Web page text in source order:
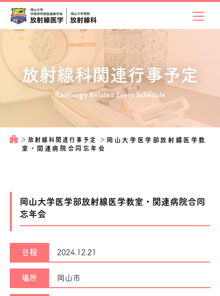
放射線科関連行事予定
Radiology Related Event Schedule
＞ 放射線科関連行事予定 ＞ 岡山大学医学部放射線医学教
室・関連病院合同忘年会
岡山大学医学部放射線医学教室・関連病院合同
忘年会
日程 2024.12.21
場所 岡山市